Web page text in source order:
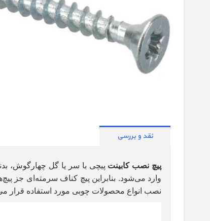
نقد و بررسی
پیچ نصب کابینت پیچی با سر یا گل چهارگوش،
وارد می‌شود. بنابراین پیچ کناف سرمته‌ای جز
نصب انواع محصولات چوبی مورد استفاده قرار